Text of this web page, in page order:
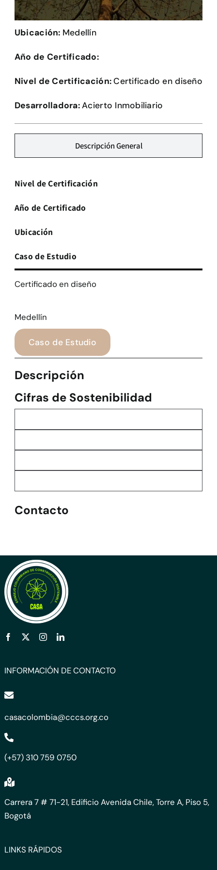
Herramientas
Credenciales
Ubicación: Medellín
Año de Certificado:
Nivel de Certificación:Certificado en diseño
Desarrolladora:Acierto Inmobiliario
Descripción General
Nivel de Certificación
Año de Certificado
Ubicación
Caso de Estudio
Certificado en diseño
Medellín
Caso de Estudio
Descripción
Cifras de Sostenibilidad
Contacto
INFORMACIÓN DE CONTACTO
casacolombia@cccs.org.co
(+57) 310 759 0750
Carrera 7 # 71-21, Edificio Avenida Chile, Torre A, Piso 5,
Bogotá
LINKS RÁPIDOS